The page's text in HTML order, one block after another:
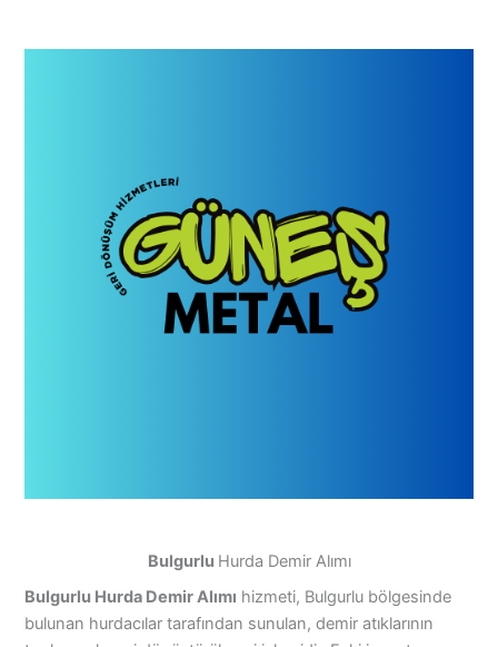
Bulgurlu Hurda Demir Alımı
Bulgurlu Hurda Demir Alımı hizmeti, Bulgurlu bölgesinde
bulunan hurdacılar tarafından sunulan, demir atıklarının